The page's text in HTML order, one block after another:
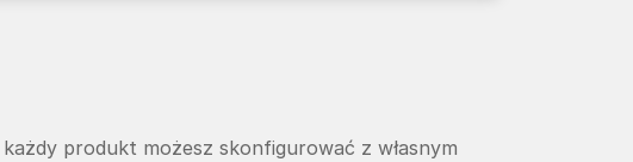
produkt możesz skonfigurować z własnym